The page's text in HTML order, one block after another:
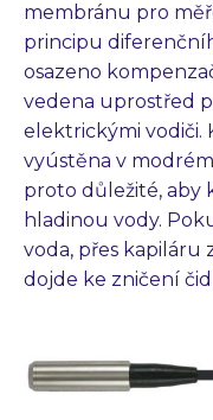
membránu pro
principu
osazeno
vedena uprostřed
elektrickými vodiči.
vyústěna v
proto důležité, aby
hladinou vody.
voda, přes kapiláru
dojde ke zničení